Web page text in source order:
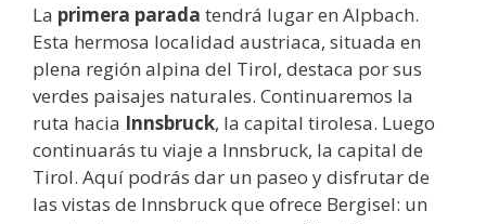
La primera parada tendrá lugar en Alpbach.
Esta hermosa localidad austriaca, situada en
plena región alpina del Tirol, destaca por sus
verdes paisajes naturales. Continuaremos la
ruta hacia Innsbruck, la capital tirolesa. Luego
continuarás tu viaje a Innsbruck, la capital de
Tirol. Aquí podrás dar un paseo y disfrutar de
las vistas de Innsbruck que ofrece Bergisel: un